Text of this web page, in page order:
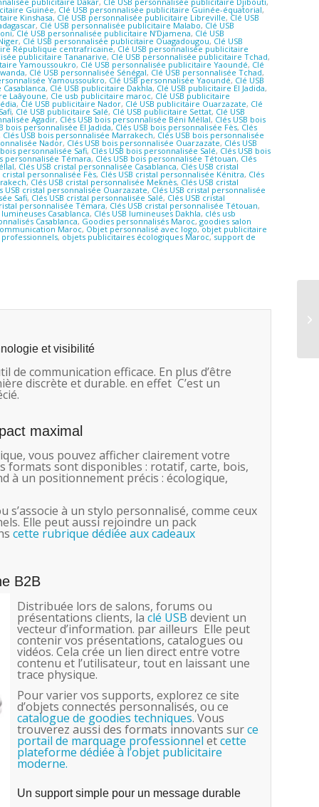
Guinée, Clé USB personnalisée publicitaire Guinée-équatorial,
Kinshasa, Clé USB personnalisée publicitaire Libreville, Clé USB
, Clé USB personnalisée publicitaire Malabo, Clé USB
,Clé USB personnalisée publicitaire N’Djamena, Clé USB
, Clé USB personnalisée publicitaire Ouagadougou, Clé USB
République centrafricaine, Clé USB personnalisée publicitaire
publicitaire Tananarive, Clé USB personnalisée publicitaire Tchad,
Yamoussoukro, Clé USB personnalisée publicitaire Yaoundé, Clé
, Clé USB personnalisée Sénégal, Clé USB personnalisée Tchad,
Yamoussoukro, Clé USB personnalisée Yaoundé, Clé USB
Casablanca, Clé USB publicitaire Dakhla, Clé USB publicitaire El Jadida,
Laâyoune, Cle usb publicitaire maroc, Clé USB publicitaire
, Clé USB publicitaire Nador, Clé USB publicitaire Ouarzazate, Clé
, Clé USB publicitaire Salé, Clé USB publicitaire Settat, Clé USB
Agadir, Clés USB bois personnalisée Béni Méllal, Clés USB bois
bois personnalisée El Jadida, Clés USB bois personnalisée Fès, Clés
Clés USB bois personnalisée Marrakech, Clés USB bois personnalisée
Nador, Clés USB bois personnalisée Ouarzazate, Clés USB
bois personnalisée Safi, Clés USB bois personnalisée Salé, Clés USB bois
personnalisée Témara, Clés USB bois personnalisée Tétouan, Clés
, Clés USB cristal personnalisée Casablanca, Clés USB cristal
cristal personnalisée Fès, Clés USB cristal personnalisée Kénitra, Clés
, Clés USB cristal personnalisée Meknès, Clés USB cristal
USB cristal personnalisée Ouarzazate, Clés USB cristal personnalisée
Safi, Clés USB cristal personnalisée Salé, Clés USB cristal
personnalisée Témara, Clés USB cristal personnalisée Tétouan,
lumineuses Casablanca, Clés USB lumineuses Dakhla, clés usb
Casablanca, Goodies personnalisés Maroc,goodies salon
Maroc, Objet personnalisé avec logo,objet publicitaire
, objets publicitaires écologiques Maroc,support de
et visibilité
de communication efficace. En plus d’être
discrète et durable. en effet C’est un
maximal
vous pouvez afficher clairement votre
formats sont disponibles : rotatif, carte, bois,
à un positionnement précis : écologique,
à un stylo personnalisé, comme ceux
Elle peut aussi rejoindre un pack
cette rubrique dédiée aux cadeaux
B2B
Distribuée lors de salons, forums ou
présentations clients, laclé USB devient un
vecteur d’information. par ailleurs Elle peut
contenir vos présentations, catalogues ou
vidéos. Cela crée un lien direct entre votre
contenu et l’utilisateur, tout en laissant une
trace physique.
Pour varier vos supports, explorez ce site
d’objets connectés personnalisés, ou ce
catalogue de goodies techniques. Vous
trouverez aussi des formats innovants surce
portail de marquage professionnel etcette
plateforme dédiée à l’objet publicitaire
moderne.
Un support simple pour un message durable